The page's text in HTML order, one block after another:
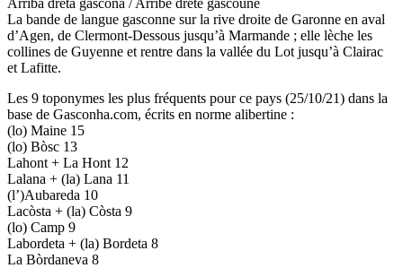
La bande de langue gasconne sur la rive droite de Garonne en aval
d’Agen, de Clermont-Dessous jusqu’à Marmande ; elle lèche les
collines de Guyenne et rentre dans la vallée du Lot jusqu’à Clairac
et Lafitte.
Les 9 toponymes les plus fréquents pour ce pays (25/10/21) dans la
base de Gasconha.com, écrits en norme alibertine :
(lo) Maine 15
(lo) Bòsc 13
Lahont + La Hont 12
Lalana + (la) Lana 11
(l’)Aubareda 10
Lacòsta + (la) Còsta 9
(lo) Camp 9
Labordeta + (la) Bordeta 8
La Bòrdaneva 8